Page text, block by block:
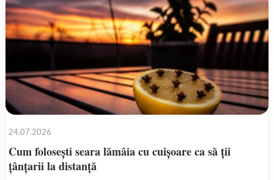
24.07.2026
Cum folosești seara lămâia cu cuișoare ca să ții
țânțarii la distanță